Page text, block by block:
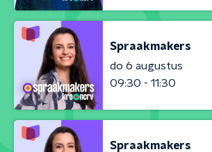
Spraakmakers
do 6 augustus
09:30 - 11:30
Spraakmakers